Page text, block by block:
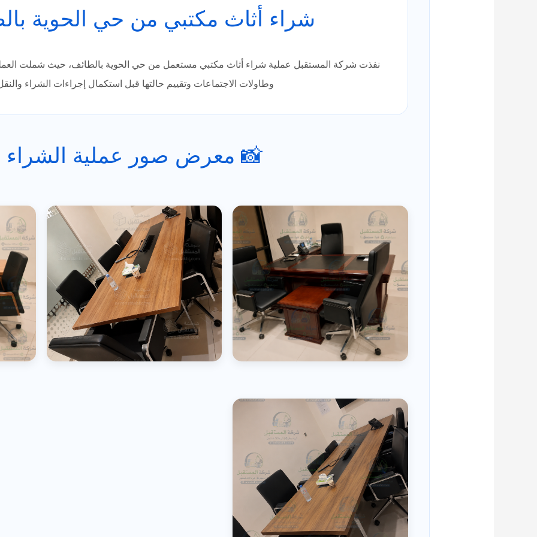
شراء أثاث مكتبي من حي الحوية
نفذت شركة المستقبل عملية شراء أثاث مكتبي مستعمل من حي الحوية بالطائف، حيث شملت
وطاولات الاجتماعات وتقييم حالتها قبل استكمال إجراءات الشراء
📸 معرض صور عملية الشراء